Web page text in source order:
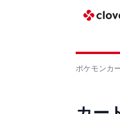
ポケモンカ